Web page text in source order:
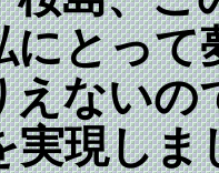
にとって
えないの
実現しま